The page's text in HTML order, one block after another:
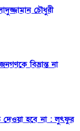
চৌধুরী
বিভ্রান্ত না
দেওয়া হবে না : লুৎফুর